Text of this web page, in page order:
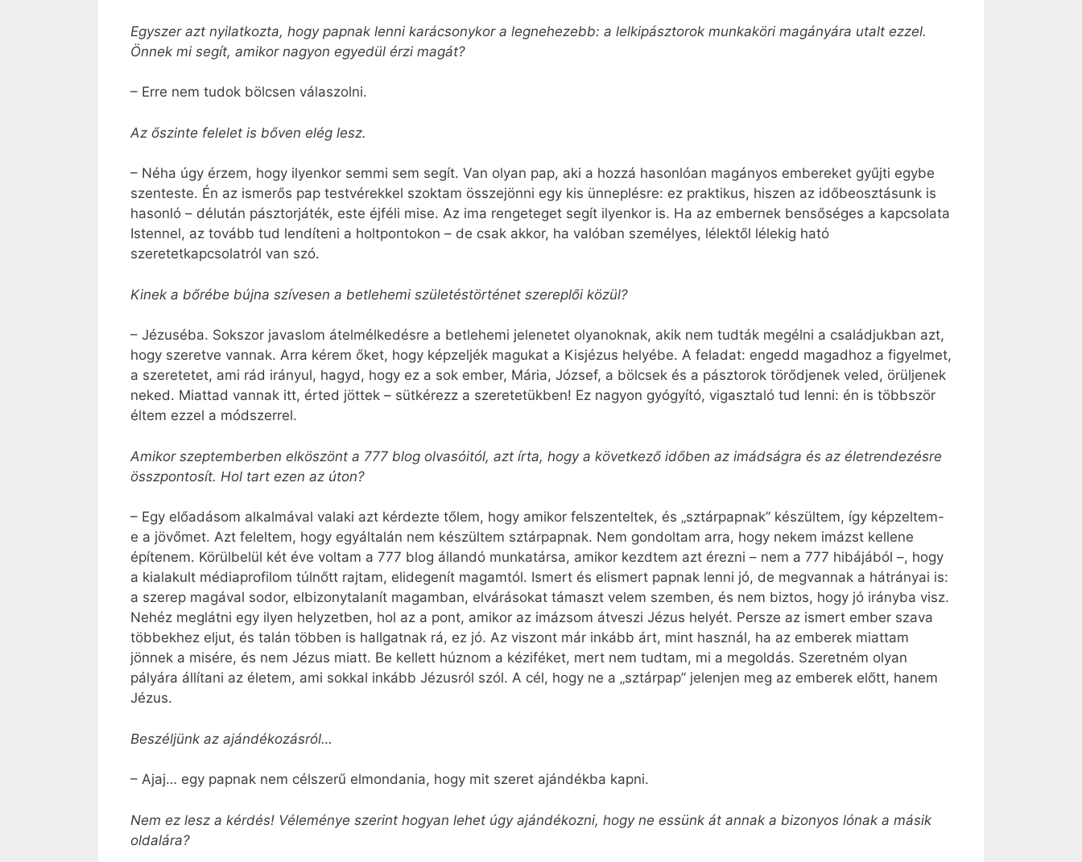
Egyszer azt nyilatkozta, hogy papnak lenni karácsonykor a legnehezebb: a lelkipásztorok munkaköri magányára utalt ezzel.
Önnek mi segít, amikor nagyon egyedül érzi magát?
– Erre nem tudok bölcsen válaszolni.
Az őszinte felelet is bőven elég lesz.
– Néha úgy érzem, hogy ilyenkor semmi sem segít. Van olyan pap, aki a hozzá hasonlóan magányos embereket gyűjti egybe
szenteste. Én az ismerős pap testvérekkel szoktam összejönni egy kis ünneplésre: ez praktikus, hiszen az időbeosztásunk is
hasonló – délután pásztorjáték, este éjféli mise. Az ima rengeteget segít ilyenkor is. Ha az embernek bensőséges a kapcsolata
Istennel, az tovább tud lendíteni a holtpontokon – de csak akkor, ha valóban személyes, lélektől lélekig ható
szeretetkapcsolatról van szó.
Kinek a bőrébe bújna szívesen a betlehemi születéstörténet szereplői közül?
– Jézuséba. Sokszor javaslom átelmélkedésre a betlehemi jelenetet olyanoknak, akik nem tudták megélni a családjukban azt,
hogy szeretve vannak. Arra kérem őket, hogy képzeljék magukat a Kisjézus helyébe. A feladat: engedd magadhoz a figyelmet,
a szeretetet, ami rád irányul, hagyd, hogy ez a sok ember, Mária, József, a bölcsek és a pásztorok törődjenek veled, örüljenek
neked. Miattad vannak itt, érted jöttek – sütkérezz a szeretetükben! Ez nagyon gyógyító, vigasztaló tud lenni: én is többször
éltem ezzel a módszerrel.
Amikor szeptemberben elköszönt a 777 blog olvasóitól, azt írta, hogy a következő időben az imádságra és az életrendezésre
összpontosít. Hol tart ezen az úton?
– Egy előadásom alkalmával valaki azt kérdezte tőlem, hogy amikor felszenteltek, és „sztárpapnak” készültem, így képzeltem-
e a jövőmet. Azt feleltem, hogy egyáltalán nem készültem sztárpapnak. Nem gondoltam arra, hogy nekem imázst kellene
építenem. Körülbelül két éve voltam a 777 blog állandó munkatársa, amikor kezdtem azt érezni – nem a 777 hibájából –, hogy
a kialakult médiaprofilom túlnőtt rajtam, elidegenít magamtól. Ismert és elismert papnak lenni jó, de megvannak a hátrányai is:
a szerep magával sodor, elbizonytalanít magamban, elvárásokat támaszt velem szemben, és nem biztos, hogy jó irányba visz.
Nehéz meglátni egy ilyen helyzetben, hol az a pont, amikor az imázsom átveszi Jézus helyét. Persze az ismert ember szava
többekhez eljut, és talán többen is hallgatnak rá, ez jó. Az viszont már inkább árt, mint használ, ha az emberek miattam
jönnek a misére, és nem Jézus miatt. Be kellett húznom a kéziféket, mert nem tudtam, mi a megoldás. Szeretném olyan
pályára állítani az életem, ami sokkal inkább Jézusról szól. A cél, hogy ne a „sztárpap” jelenjen meg az emberek előtt, hanem
Jézus.
Beszéljünk az ajándékozásról…
– Ajaj… egy papnak nem célszerű elmondania, hogy mit szeret ajándékba kapni.
Nem ez lesz a kérdés! Véleménye szerint hogyan lehet úgy ajándékozni, hogy ne essünk át annak a bizonyos lónak a másik
oldalára?